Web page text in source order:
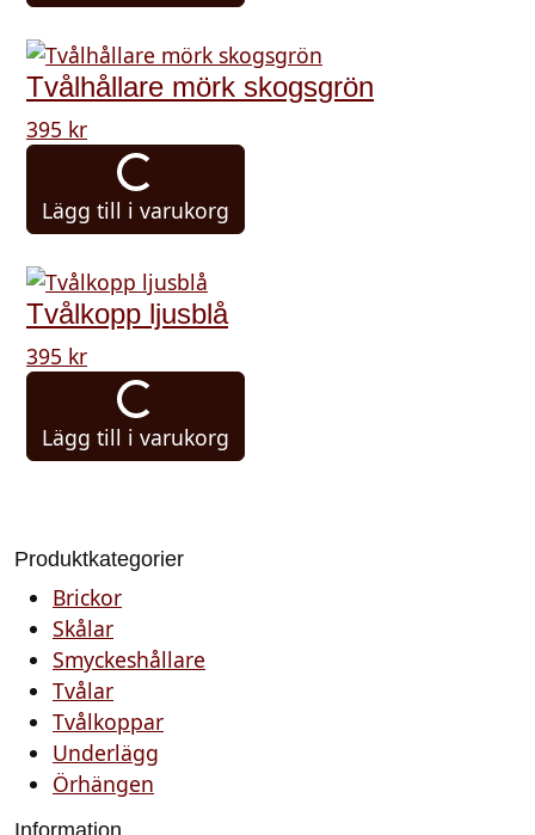
Tvålhållare mörk skogsgrön
395 kr
Lägg till i varukorg
Tvålkopp ljusblå
395 kr
Lägg till i varukorg
Produktkategorier
Brickor
Skålar
Smyckeshållare
Tvålar
Tvålkoppar
Underlägg
Örhängen